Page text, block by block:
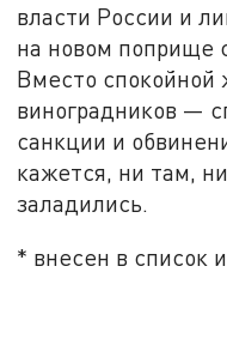
власти России и
на новом поприще
Вместо спокойной
виноградников —
санкции и
кажется, ни там,
заладились.
* внесен в список